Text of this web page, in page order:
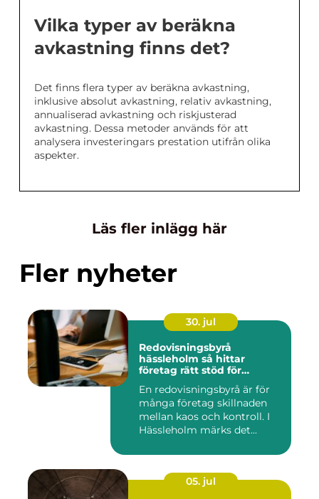
Vilka typer av beräkna
avkastning finns det?
Det finns flera typer av beräkna avkastning,
inklusive absolut avkastning, relativ avkastning,
annualiserad avkastning och riskjusterad
avkastning. Dessa metoder används för att
analysera investeringars prestation utifrån olika
aspekter.
Läs fler inlägg här
Fler nyheter
30. jul
Redovisningsbyrå
hässleholm så hittar
företag rätt stöd för
En redovisningsbyrå är för
många företag skillnaden
mellan kaos och kontroll. I
Hässleholm märks det...
05. jul